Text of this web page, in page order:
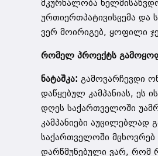
მკურნალობა
ურთიერთპატივისცემა და
ვერ მოირიგებ, ყოფილი
რომელ პროექტს
ნატაშკა:გამოვარჩევდი
დაწყებულ კამპანიას,
დღეს საქართველოში
კამპანიები აუცილებლად
საქართველოში მცხოვრებ
დარწმუნებული ვარ, რომ